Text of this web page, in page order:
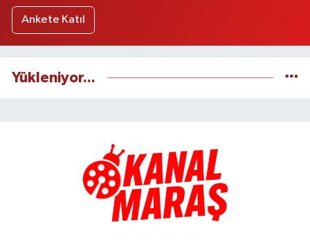
Ankete Katıl
Yükleniyor...